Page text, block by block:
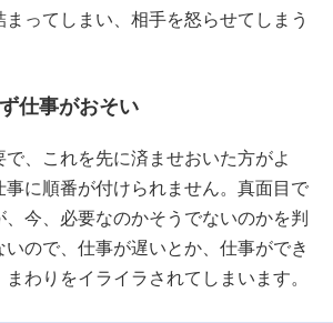
まってしまい、相手を怒らせてしまう
仕事がおそい
で、これを先に済ませおいた方がよ
事に順番が付けられません。真面目で
今、必要なのかそうでないのかを判
いので、仕事が遅いとか、仕事ができ
わりをイライラされてしまいます。